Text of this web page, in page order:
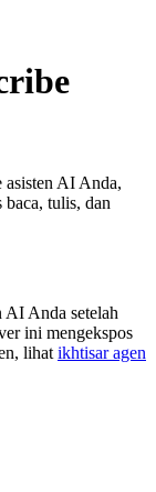
asisten AI Anda,
baca, tulis, dan
AI Anda setelah
ini mengekspos
lihat ikhtisar agen